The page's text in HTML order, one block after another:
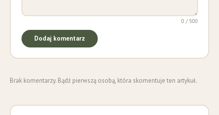
0 / 500
Dodaj komentarz
Brak komentarzy. Bądź pierwszą osobą, która skomentuje ten artykuł.